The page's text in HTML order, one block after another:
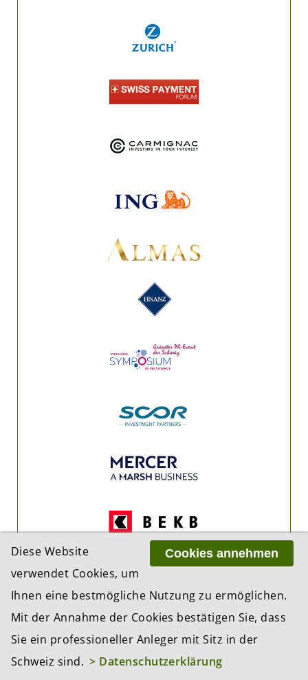
Cookies annehmen
Diese Website
verwendet Cookies, um
Ihnen eine bestmögliche Nutzung zu ermöglichen.
Mit der Annahme der Cookies bestätigen Sie, dass
Sie ein professioneller Anleger mit Sitz in der
Schweiz sind. > Datenschutzerklärung